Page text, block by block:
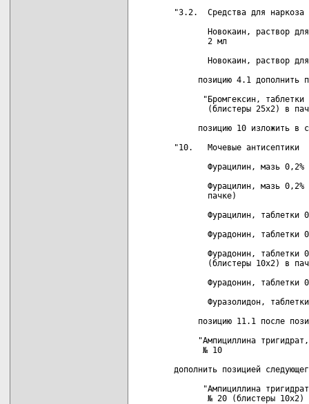
"3.2.  Средства для наркоза
Новокаин, раствор
       2 мл
Новокаин, раствор
позицию 4.1 дополнить
"Бромгексин, таблетки
(блистеры 25х2) в
позицию 10 изложить в
"10.   Мочевые антисептики
Фурацилин, мазь 0,2%
Фурацилин, мазь 0,2%
       пачке)
Фурацилин, таблетки
Фурадонин, таблетки
Фурадонин, таблетки
(блистеры 10х2) в
Фурадонин, таблетки
Фуразолидон,
позицию 11.1 после
"Ампициллина
      № 10
дополнить позицией
"Ампициллина
№ 20 (блистеры 10х2)